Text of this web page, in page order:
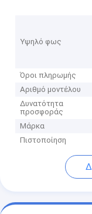
Υψηλό φως
Όροι πληρωμής
Αριθμό μοντέλου
Δυνατότητα
προσφοράς
Μάρκα
Πιστοποίηση